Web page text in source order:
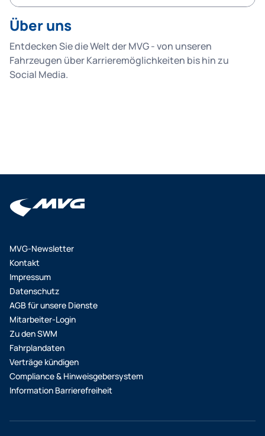
Über uns
Entdecken Sie die Welt der MVG - von unseren
Fahrzeugen über Karrieremöglichkeiten bis hin zu
Social Media.
MVG-Newsletter
Kontakt
Impressum
Datenschutz
AGB für unsere Dienste
Mitarbeiter-Login
Zu den SWM
Fahrplandaten
Verträge kündigen
Compliance & Hinweisgebersystem
Information Barrierefreiheit